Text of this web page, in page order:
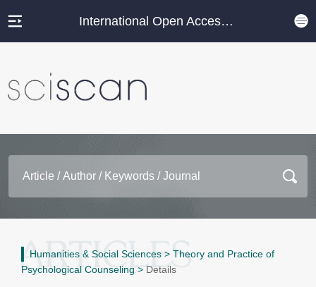
International Open Access Journal Platform
Humanities & Social Sciences > Theory and Practice of
Psychological Counseling > Details